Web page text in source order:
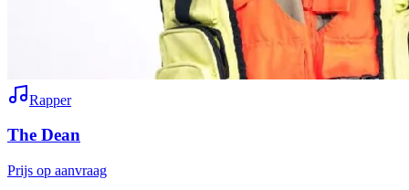
Rapper
The Dean
Prijs op aanvraag